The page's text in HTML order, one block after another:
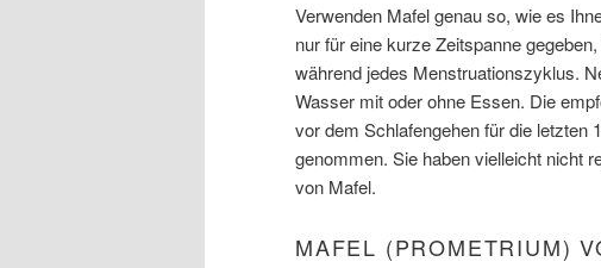
Verwenden Mafel genau so, wie es
nur für eine kurze Zeitspanne
während jedes Menstruationszyklus.
Wasser mit oder ohne Essen. Die
vor dem Schlafengehen für die letzten
genommen. Sie haben vielleicht nicht
von Mafel.
MAFEL (PROMETRIUM)